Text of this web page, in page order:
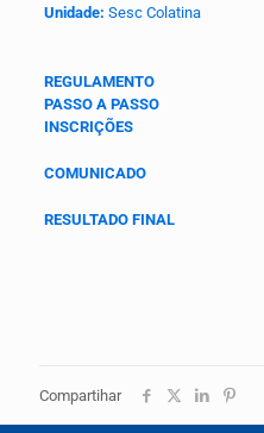
Unidade: Sesc Colatina
REGULAMENTO
PASSO A PASSO
INSCRIÇÕES
COMUNICADO
RESULTADO FINAL
Compartihar